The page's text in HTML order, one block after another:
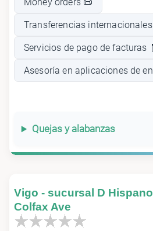
Transferencias
Servicios de pago de facturas
Asesoría en aplicaciones de
Quejas y alabanzas
Vigo - sucursal D
Colfax Ave